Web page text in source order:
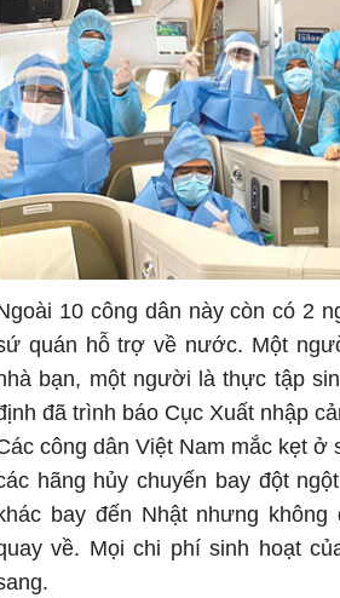
10 công dân này còn có 2
quán hỗ trợ về nước. Một
bạn, một người là thực tập
đã trình báo Cục Xuất nhập
công dân Việt Nam mắc kẹt ở
hãng hủy chuyến bay đột
bay đến Nhật nhưng
về. Mọi chi phí sinh hoạt